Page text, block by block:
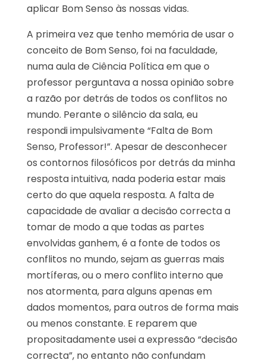
aplicar Bom Senso às nossas vidas.
A primeira vez que tenho memória de usar o
conceito de Bom Senso, foi na faculdade,
numa aula de Ciência Política em que o
professor perguntava a nossa opinião sobre
a razão por detrás de todos os conflitos no
mundo. Perante o silêncio da sala, eu
respondi impulsivamente “Falta de Bom
Senso, Professor!”. Apesar de desconhecer
os contornos filosóficos por detrás da minha
resposta intuitiva, nada poderia estar mais
certo do que aquela resposta. A falta de
capacidade de avaliar a decisão correcta a
tomar de modo a que todas as partes
envolvidas ganhem, é a fonte de todos os
conflitos no mundo, sejam as guerras mais
mortíferas, ou o mero conflito interno que
nos atormenta, para alguns apenas em
dados momentos, para outros de forma mais
ou menos constante. E reparem que
propositadamente usei a expressão “decisão
correcta”, no entanto não confundam